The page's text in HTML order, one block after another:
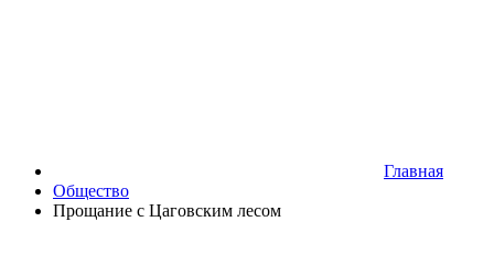
Главная
Общество
Прощание с Цаговским лесом